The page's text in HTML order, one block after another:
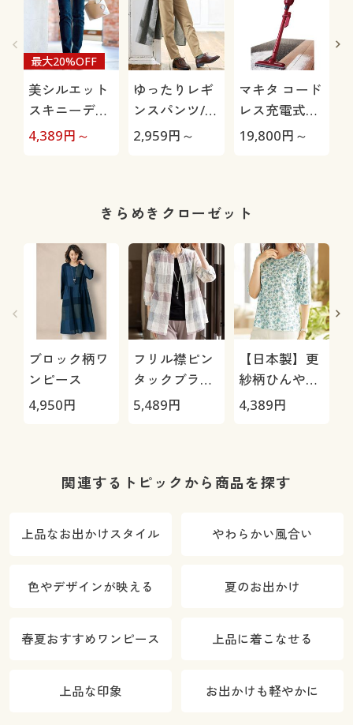
美シルエット
スキニーデニ
ムパンツ(洗濯
最大20%OFF
4,389円～
ゆったりレギ
ンスパンツ/細
見えが叶うら
ト・速乾・洗
2,959円～
マキタ コード
レス充電式ク
リーナー
19,800円～
きらめきクローゼット
ブロック柄ワ
ンピース
4,950円
フリル襟ピン
タックブラウ
ス
5,489円
【日本製】更
紗柄ひんやり
プルオーバー
4,389円
関連するトピックから商品を探す
上品なお出かけスタイル やわらかい風合い
色やデザインが映える 夏のお出かけ
春夏おすすめワンピース 上品に着こなせる
上品な印象 お出かけも軽やかに